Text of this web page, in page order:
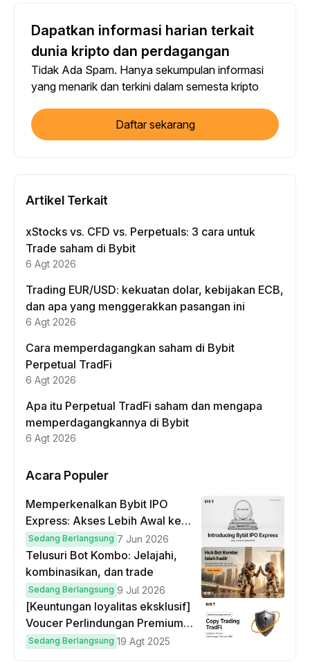
Dapatkan informasi harian terkait
dunia kripto dan perdagangan
Tidak Ada Spam. Hanya sekumpulan informasi
yang menarik dan terkini dalam semesta kripto
Daftar sekarang
Artikel Terkait
xStocks vs. CFD vs. Perpetuals: 3 cara untuk
Trade saham di Bybit
6 Agt 2026
Trading EUR/USD: kekuatan dolar, kebijakan ECB,
dan apa yang menggerakkan pasangan ini
6 Agt 2026
Cara memperdagangkan saham di Bybit
Perpetual TradFi
6 Agt 2026
Apa itu Perpetual TradFi saham dan mengapa
memperdagangkannya di Bybit
6 Agt 2026
Acara Populer
Memperkenalkan Bybit IPO
Express: Akses Lebih Awal ke
IPO Global!
Sedang Berlangsung 7 Jun 2026
Telusuri Bot Kombo: Jelajahi,
kombinasikan, dan trade
Sedang Berlangsung 9 Jul 2026
[Keuntungan loyalitas eksklusif]
Voucer Perlindungan Premium
hingga $50
Sedang Berlangsung 19 Agt 2025